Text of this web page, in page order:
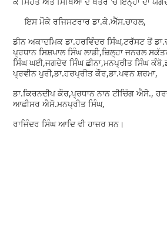
ਇਸ ਮੌਕੇ ਰਜਿਸਟਰਾਰ ਡਾ.ਕੇ.ਐੱਸ.ਚਾਹਲ,
ਡੀਨ ਅਕਾਦਮਿਕ ਡਾ.ਹਰਵਿੰਦਰ ਸਿੰਘ,ਟਰੱਸਟ ਤੋਂ
ਪ੍ਰਧਾਨ ਸਿਸ਼ਪਾਲ ਸਿੰਘ ਲਾਡੀ,ਜ਼ਿਲ੍ਹਾ ਜਨਰਲ
ਸਿੰਘ ਘਈ,ਜਗਦੇਵ ਸਿੰਘ ਛੀਨਾ,ਮਨਪ੍ਰੀਤ ਸਿੰਘ
ਪ੍ਰਵੀਨ ਪੁਰੀ,ਡਾ.ਹਰਪ੍ਰੀਤ ਕੌਰ,ਡਾ.ਪਵਨ ਸ਼ਰਮਾ,
ਡਾ.ਕਿਰਨਦੀਪ ਕੌਰ,ਪ੍ਰਧਾਨ ਨਾਨ ਟੀਚਿੰਗ ਐਸੋ.,
ਆਫ਼ੀਸਰ ਐਸੋ.ਮਨਪ੍ਰੀਤ ਸਿੰਘ,
ਰਾਜਿੰਦਰ ਸਿੰਘ ਆਦਿ ਵੀ ਹਾਜ਼ਰ ਸਨ।